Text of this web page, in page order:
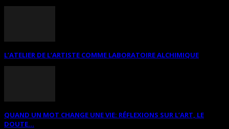
L’ATELIER DE L’ARTISTE COMME LABORATOIRE ALCHIMIQUE
QUAND UN MOT CHANGE UNE VIE: RÉFLEXIONS SUR L’ART, LE
DOUTE...